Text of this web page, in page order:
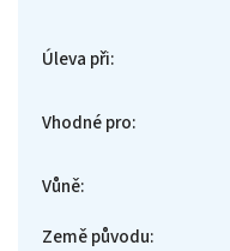
Úleva při:
Vhodné pro:
Vůně:
Země původu: